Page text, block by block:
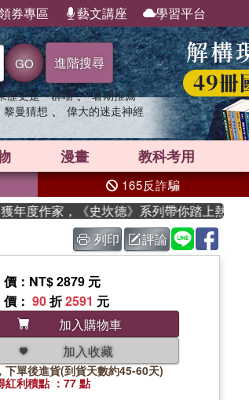
券專區 藝文講座 學習平台
GO 進階搜尋
歷史是一群喵 、 暑期推薦
黎曼猜想 、 偉大的迷走神經
漫畫 教科考用
165反詐騙
作家，《史坎德》系列帶你踏上熱血奇幻
列印 評論
：NT$ 2879 元
： 90折2591 元
加入購物車
加入收藏
下單後進貨(到貨天數約45-60天)
紅利積點 ：77 點